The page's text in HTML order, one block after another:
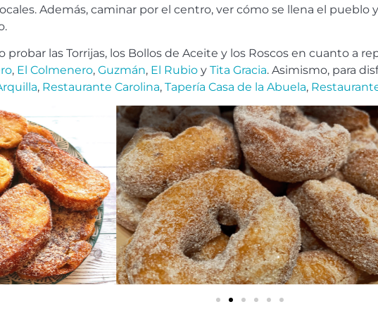
Además, caminar por el centro, ver cómo se llena el
las Torrijas, los Bollos de Aceite y los Roscos en cuanto a
, El Colmenero, Guzmán, El Rubio y Tita Gracia. Asimismo, para
, Restaurante Carolina, Tapería Casa de la Abuela,